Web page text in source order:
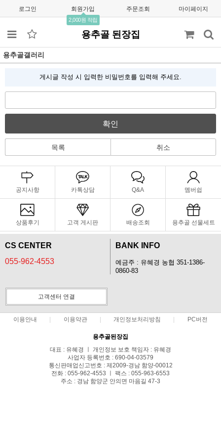
로그인 회원가입
2,000원 적립
주문조회 마이페이지
용추골 된장집
용추골갤러리
게시글 작성 시 입력한 비밀번호를 입력해 주세요.
확인
목록 취소
공지사항 카톡상담 Q&A 멤버쉽
상품후기 고객 게시판 배송조회 용추골 선물세트
CS CENTER
055-962-4553
BANK INFO
예금주 : 유혜경 농협 351-1386-
0860-83
고객센터 연결
이용안내 이용약관 개인정보처리방침 PC버전
용추골된장집
대표 : 유혜경 ㅣ 개인정보 보호 책임자 : 유혜경
사업자 등록번호 : 690-04-03579
통신판매업신고번호 : 제2009-경남 함양-00012
전화 : 055-962-4553 ㅣ 팩스 : 055-963-6553
주소 : 경남 함양군 안의면 마음길 47-3